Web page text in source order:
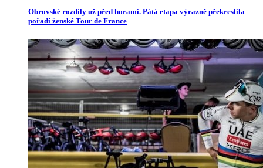
Obrovské rozdíly už před horami. Pátá etapa výrazně překreslila
pořadí ženské Tour de France